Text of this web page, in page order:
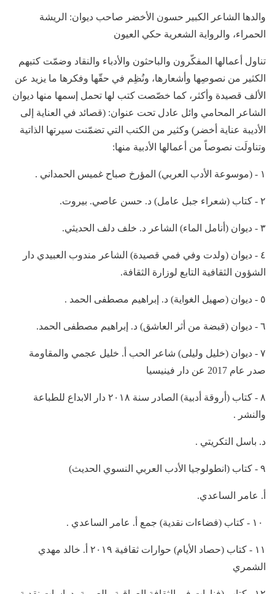
والدها الشاعر الكبير حسون الأخضر صاحب ديوان: الريشة
الحمراء، والرواية الشعرية حكي العيون
تناول أعمالها المفكّرون والباحثون والأدباء والنقاد وضمّت كتبهم
الكثير من نصوصِها وأشعارها، ونُظِم في حقّها وفكرها ما يزيد عن
الألف قصيدة وأكثر، كما خصّصت كتب لها تحمل إسمها منها ديوان
الشاعر المحامي وائل عادل تحت عنوان: (قصائد في العناية إلى
الأديبة عناية أخضر) وكثير من الكتب التي تضمّنت سيرتها الذاتية
وتناولَت نصوصاً من أعمالها الأدبية منها:
١ - (موسوعة الأدب العربي) المؤرخ صباح غميس الحمداني .
٢ - كتاب (شعراء جبل عامل) د. حسن عاصي. بيروت.
٣ - ديوان (أنامل الماء) الشاعر د. خلف دلف الحديثي.
٤ - ديوان (ولدت وفي فمي قصيدة) الشاعر مندوب العبيدي دار
الشؤون الثقافية التابع لوزارة الثقافة.
٥ - ديوان (صهيل الغواية) د. إبراهيم مصطفى الحمد .
٦ - ديوان (قبضة من أثر العاشق) د. إبراهيم مصطفى الحمد.
٧ - ديوان (خليل وليلى) شاعر الحب أ. خليل عجمي والمقاومة
صدر عام 2017 عن دار فينيسيا
٨ - كتاب (أروقة أدبية) الصادر سنة ٢٠١٨ دار الابداع للطباعة
والنشر .
د. باسل التكريتي .
٩ - كتاب (انطولوجيا الأدب العربي النسوي الحديث)
أ. عامر الساعدي.
١١ - كتاب (حصاد الأيام) حوارات ثقافية ٢٠١٩ أ. خالد مهدي
الشمري